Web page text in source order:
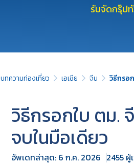
รับจัดกรุ๊ป
บทความท่องเที่ยว เอเชีย จีน วิธีกรอ
วิธีกรอกใบ ตม.
จบในมือเดียว
อัพเดทล่าสุด: 6 ก.ค. 2026 2455 ผู้